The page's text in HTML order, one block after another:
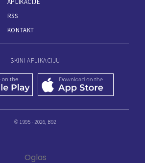
RSS
KONTAKT
SKINI APLIKACIJU
© 1995 - 2026, B92